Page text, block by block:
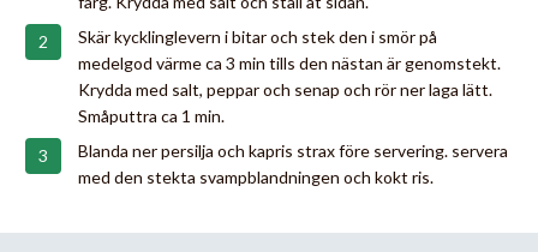
Skär kycklinglevern i bitar och stek den i smör på
medelgod värme ca 3 min tills den nästan är genomstekt.
Krydda med salt, peppar och senap och rör ner laga lätt.
Småputtra ca 1 min.
Blanda ner persilja och kapris strax före servering. servera
med den stekta svampblandningen och kokt ris.